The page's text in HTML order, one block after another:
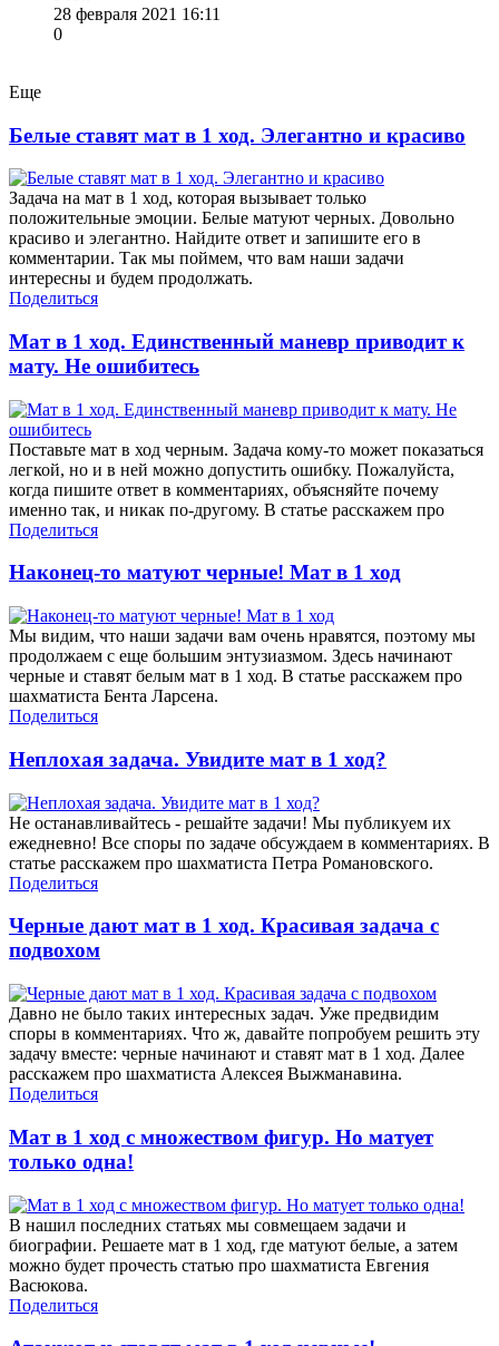
28 февраля 2021 16:11
0
Еще
Белые ставят мат в 1 ход. Элегантно и красиво
Задача на мат в 1 ход, которая вызывает только
положительные эмоции. Белые матуют черных. Довольно
красиво и элегантно. Найдите ответ и запишите его в
комментарии. Так мы поймем, что вам наши задачи
интересны и будем продолжать.
Поделиться
Мат в 1 ход. Единственный маневр приводит к
мату. Не ошибитесь
Поставьте мат в ход черным. Задача кому-то может показаться
легкой, но и в ней можно допустить ошибку. Пожалуйста,
когда пишите ответ в комментариях, объясняйте почему
именно так, и никак по-другому. В статье расскажем про
Поделиться
Наконец-то матуют черные! Мат в 1 ход
Мы видим, что наши задачи вам очень нравятся, поэтому мы
продолжаем с еще большим энтузиазмом. Здесь начинают
черные и ставят белым мат в 1 ход. В статье расскажем про
шахматиста Бента Ларсена.
Поделиться
Неплохая задача. Увидите мат в 1 ход?
Не останавливайтесь - решайте задачи! Мы публикуем их
ежедневно! Все споры по задаче обсуждаем в комментариях. В
статье расскажем про шахматиста Петра Романовского.
Поделиться
Черные дают мат в 1 ход. Красивая задача с
подвохом
Давно не было таких интересных задач. Уже предвидим
споры в комментариях. Что ж, давайте попробуем решить эту
задачу вместе: черные начинают и ставят мат в 1 ход. Далее
расскажем про шахматиста Алексея Выжманавина.
Поделиться
Мат в 1 ход с множеством фигур. Но матует
только одна!
В нашил последних статьях мы совмещаем задачи и
биографии. Решаете мат в 1 ход, где матуют белые, а затем
можно будет прочесть статью про шахматиста Евгения
Васюкова.
Поделиться